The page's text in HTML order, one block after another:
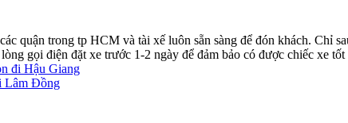
quận trong tp HCM và tài xế luôn sẵn sàng để đón khách. Chỉ
gọi điện đặt xe trước 1-2 ngày để đảm bảo có được chiếc xe
đi Hậu Giang
Lâm Đồng